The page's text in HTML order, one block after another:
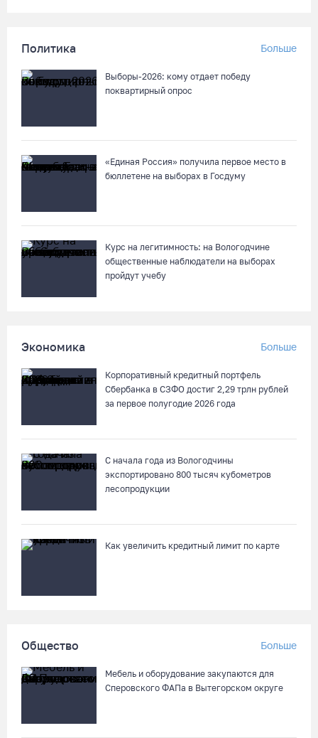
Политика Больше
Выборы-2026: кому отдает победу
поквартирный опрос
«Единая Россия» получила первое место в
бюллетене на выборах в Госдуму
Курс на легитимность: на Вологодчине
общественные наблюдатели на выборах
пройдут учебу
Экономика Больше
Корпоративный кредитный портфель
Сбербанка в СЗФО достиг 2,29 трлн рублей
за первое полугодие 2026 года
С начала года из Вологодчины
экспортировано 800 тысяч кубометров
лесопродукции
Как увеличить кредитный лимит по карте
Общество Больше
Мебель и оборудование закупаются для
Сперовского ФАПа в Вытегорском округе